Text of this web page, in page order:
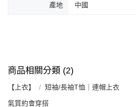
產地 中國
商品相關分類 (2)
【上衣】 短袖/長袖T恤｜連帽上衣
氣質約會穿搭